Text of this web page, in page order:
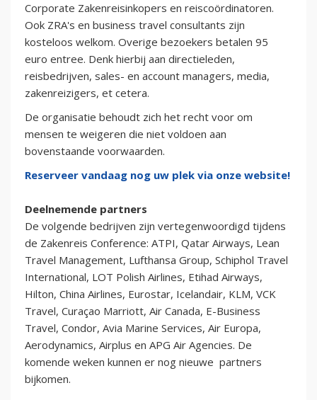
Corporate Zakenreisinkopers en reiscoördinatoren.
Ook ZRA's en business travel consultants zijn
kosteloos welkom. Overige bezoekers betalen 95
euro entree. Denk hierbij aan directieleden,
reisbedrijven, sales- en account managers, media,
zakenreizigers, et cetera.
De organisatie behoudt zich het recht voor om
mensen te weigeren die niet voldoen aan
bovenstaande voorwaarden.
Reserveer vandaag nog uw plek via onze website!
Deelnemende partners
De volgende bedrijven zijn vertegenwoordigd tijdens
de Zakenreis Conference: ATPI, Qatar Airways, Lean
Travel Management, Lufthansa Group, Schiphol Travel
International, LOT Polish Airlines, Etihad Airways,
Hilton, China Airlines, Eurostar, Icelandair, KLM, VCK
Travel, Curaçao Marriott, Air Canada, E-Business
Travel, Condor, Avia Marine Services, Air Europa,
Aerodynamics, Airplus en APG Air Agencies. De
komende weken kunnen er nog nieuwe partners
bijkomen.